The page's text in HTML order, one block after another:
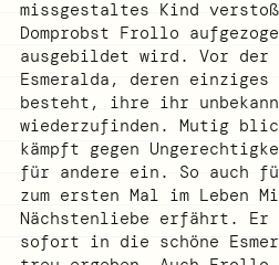
missgestaltes Kind
Domprobst Frollo
ausgebildet wird. Vor der
Esmeralda, deren
besteht, ihre ihr
wiederzufinden. Mutig
kämpft gegen
für andere ein. So auch
zum ersten Mal im Leben
Nächstenliebe erfährt.
sofort in die schöne